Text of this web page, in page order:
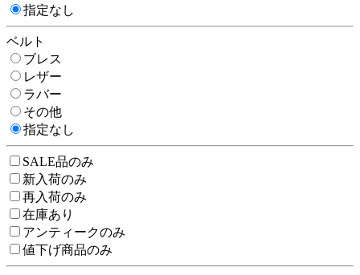
指定なし
ベルト
ブレス
レザー
ラバー
その他
指定なし
SALE品のみ
新入荷のみ
再入荷のみ
在庫あり
アンティークのみ
値下げ商品のみ